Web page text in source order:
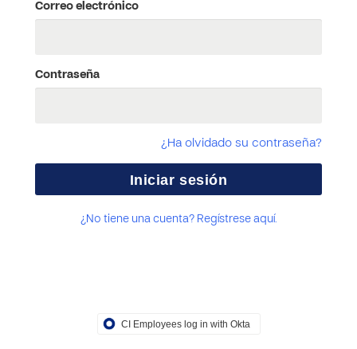
Correo electrónico
Contraseña
¿Ha olvidado su contraseña?
¿No tiene una cuenta? Regístrese aquí.
CI Employees log in with Okta